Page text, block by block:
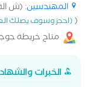
المهندسين: (ش
((احجز وسوف يصلك
متاح خريطة
الخبرات